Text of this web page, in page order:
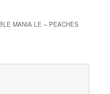
MANIA LE – PEACHES